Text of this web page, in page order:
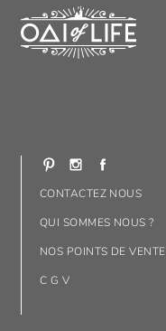
CONTACTEZ NOUS
QUI SOMMES NOUS ?
NOS POINTS DE VENTE
C G V